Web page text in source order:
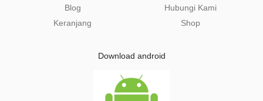
Blog
Keranjang
Hubungi Kami
Shop
Download android